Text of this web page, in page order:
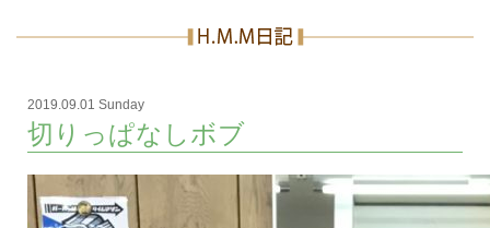
2019.09.01 Sunday
切りっぱなしボブ